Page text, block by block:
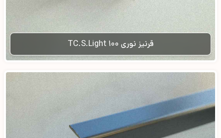
قرنیز نوری TC.S.Light 100